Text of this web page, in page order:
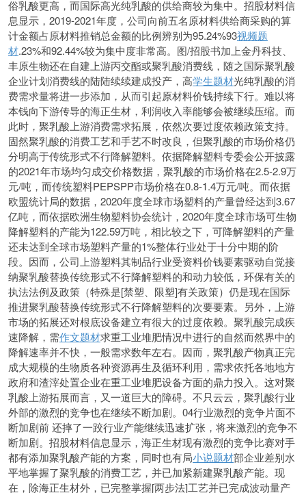
俗乳酸更高，而国际高光纯乳酸的供给商较为集中。招股材料信
息显示，2019-2021年度，公司向前五名原材料供给商采购的算
计金额占原材料推销总金额的比例辨别为95.24%93视频题
材.23%和92.44%较为集中度非常高。图/招股书加上金丹科技、
丰原生物还在自建上游丙交酯或聚乳酸消费线，随之国际聚乳酸
企业计划消费线的陆陆续续建成投产，高学生题材光纯乳酸的消
费需求量将进一步添加，从而引起原材料价钱持续下行。难以将
本钱向下游传导的海正生材，利润收入率能够会被继续压缩。而
此时，聚乳酸上游消费需求拓展，依然次要过度依赖政策支持。
固然聚乳酸的消费工艺和手艺不时改良，但聚乳酸的市场价格仍
分明高于传统形式不行降解塑料。依据降解塑料专委会公开披露
的2021年市场均匀成交价格数据，聚乳酸的市场价格在2.5-2.9万
元/吨，而传统塑料PEPSPP市场价格在0.8-1.4万元/吨。而依据
欧盟统计局的数据，2020年度全球市场塑料的产量曾经达到3.67
亿吨，而依据欧洲生物塑料协会统计，2020年度全球市场可生物
降解塑料的产能为122.59万吨，相比较之下，可降解塑料的产量
还未达到全球市场塑料产量的1%整体行业处于十分中期的阶
段。因而，公司上游塑料其制品行业受资料价钱要素驱动自觉接
纳聚乳酸替换传统形式不行降解塑料的和动力较低，环保有关的
执法法例及政策（特殊是[禁塑、限塑]有关政策）仍是现在国际
推进聚乳酸替换传统形式不行降解塑料的次要要素。另外，上游
市场的拓展还对根底设备建立有很大的过度依赖。聚乳酸完成疾
速降解，需作文题材求重工业堆肥情况中进行的自然而然界中的
降解速率并不快，一般需求数年左右。因而，聚乳酸产物真正完
成大规模的生物质各种资源再生及循环利用，需求依托各地地方
政府和渣滓处置企业在重工业堆肥设备方面的鼎力投入。这对聚
乳酸上游拓展而言，又一道巨大的障碍。不只云云，聚乳酸行业
外部的激烈的竞争也在继续不断加剧。04行业激烈的竞争片面不
断加剧前 还摔了一跤行业产能继续迅速扩张，将来激烈的竞争不
断加剧。招股材料信息显示，海正生材现有激烈的竞争比赛对手
都有添加聚乳酸产能的方案，同时也有局小说题材部企业差别水
平地掌握了聚乳酸的消费工艺，并已加紧新建聚乳酸产能。现
在，除海正生材外，已完整掌握[两步法]工艺并已完成波动量产